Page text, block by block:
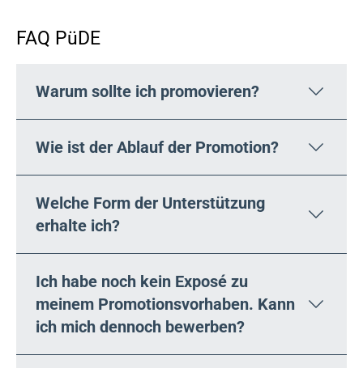
FAQ PüDE
Warum sollte ich promovieren?
Wie ist der Ablauf der Promotion?
Welche Form der Unterstützung
erhalte ich?
Ich habe noch kein Exposé zu
meinem Promotionsvorhaben. Kann
ich mich dennoch bewerben?